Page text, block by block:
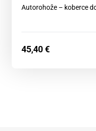
Autorohože – koberce
45,40€